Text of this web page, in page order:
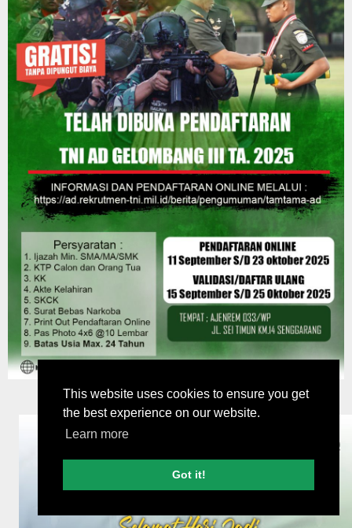
This website uses cookies to ensure you get
the best experience on our website.
Learn more
Got it!